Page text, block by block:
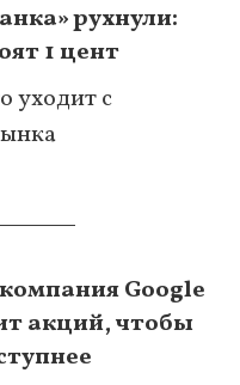
рухнули:
1 цент
уходит с
Google
акций, чтобы